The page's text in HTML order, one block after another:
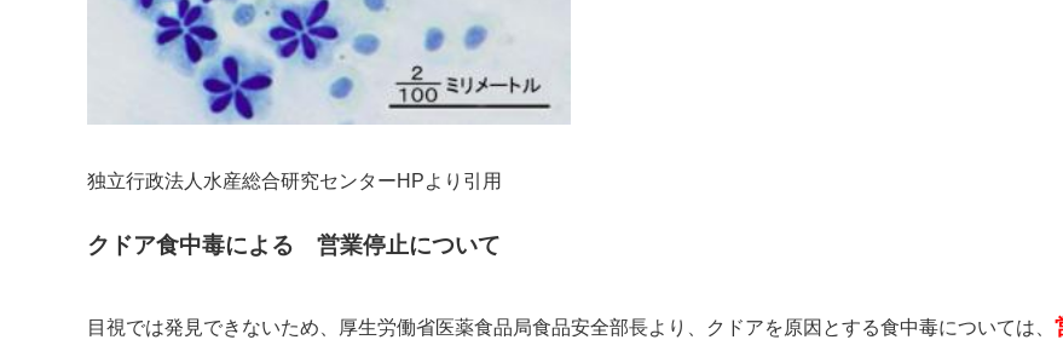
独立行政法人水産総合研究センターHPより引用
クドア食中毒による 営業停止について
目視では発見できないため、厚生労働省医薬食品局食品安全部長より、クドアを原因とする食中毒については、